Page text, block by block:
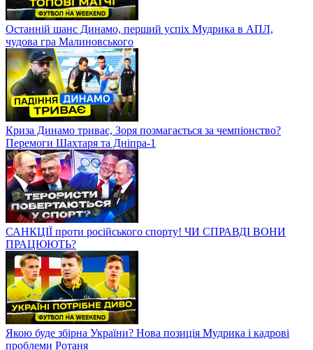
Останній шанс Динамо, перший успіх Мудрика в АПЛ,
чудова гра Малиновського
Криза Динамо триває, Зоря позмагається за чемпіонство?
Перемоги Шахтаря та Дніпра-1
САНКЦІЇ проти російського спорту! ЧИ СПРАВДІ ВОНИ
ПРАЦЮЮТЬ?
Якою буде збірна України? Нова позиція Мудрика і кадрові
проблеми Ротаня